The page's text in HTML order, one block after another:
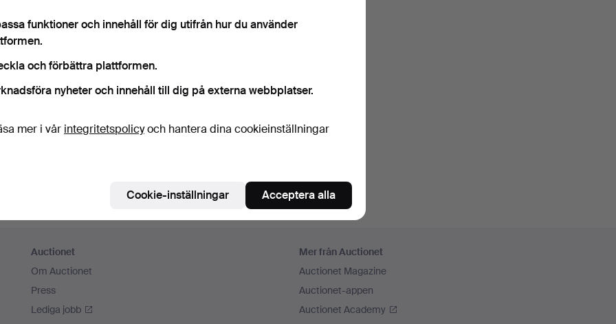
Fortsätt med Facebook
För att kunna gå vidare måste du godkänna villkoren.
Auctionet
Om Auctionet
Press
Lediga jobb
Mer från Auctionet
Auctionet Magazine
Auctionet-appen
Auctionet Academy
funktioner och innehåll för dig utifrån hur du använder
och förbättra plattformen.
nyheter och innehåll till dig på externa webbplatser.
mer i vår integritetspolicyoch hantera dina cookieinställningar
Cookie-inställningar Acceptera alla